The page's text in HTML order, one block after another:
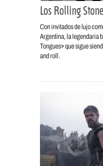
Los Rolling
Con invitados de lujo
Argentina, la legendaria
Tongues» que sigue
and roll.